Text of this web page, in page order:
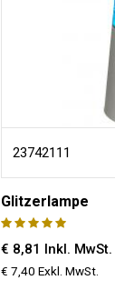
23742111
Glitzerlampe
€ 8,81 Inkl. MwSt.
€ 7,40 Exkl. MwSt.